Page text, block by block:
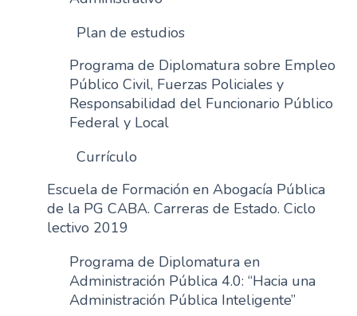
Plan de estudios
Programa de Diplomatura sobre Empleo
Público Civil, Fuerzas Policiales y
Responsabilidad del Funcionario Público
Federal y Local
Currículo
Escuela de Formación en Abogacía Pública
de la PG CABA. Carreras de Estado. Ciclo
lectivo 2019
Programa de Diplomatura en
Administración Pública 4.0: “Hacia una
Administración Pública Inteligente”